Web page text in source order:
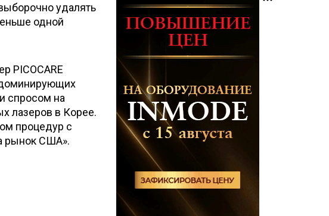
удалять
одной
PICOCARE
спросом на
лазеров в Корее.
процедур с
рынок США».